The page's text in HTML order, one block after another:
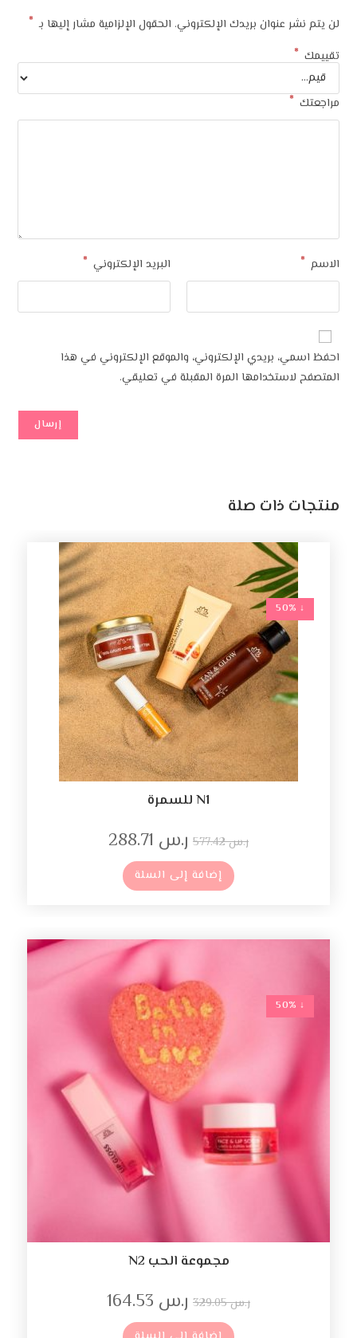
لن يتم نشر عنوان بريدك الإلكتروني. الحقول الإلزامية مشار إليها بـ *
تقييمك *
مراجعتك *
الاسم * البريد الإلكتروني *
احفظ اسمي، بريدي الإلكتروني، والموقع الإلكتروني في هذا
المتصفح لاستخدامها المرة المقبلة في تعليقي.
منتجات ذات صلة
↓ 50%
N1 للسمرة
ر.س577.42 ر.س
إضافة إلى السلة
↓ 50%
مجموعة الحب N2
ر.س329.05 ر.س